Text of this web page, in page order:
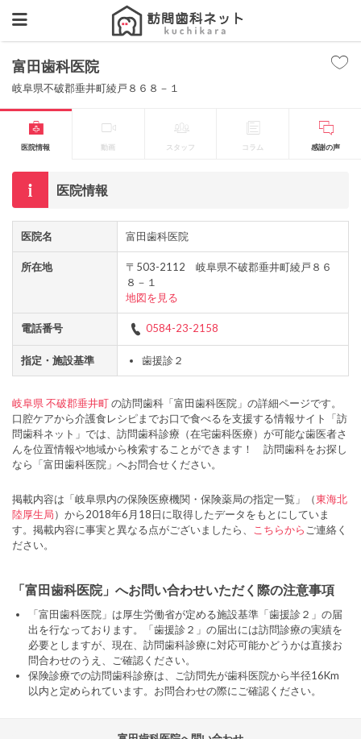
富田歯科医院
岐阜県不破郡垂井町綾戸８６８－１
医院情報 動画 スタッフ コラム 感謝の声
医院情報
医院名 富田歯科医院
所在地
〒503-2112 岐阜県不破郡垂井町綾戸８６
８－１
地図を見る
電話番号 0584-23-2158
指定・施設基準 歯援診２
岐阜県 不破郡垂井町の訪問歯科「富田歯科医院」の詳細ページです。
口腔ケアから介護食レシピまでお口で食べるを支援する情報サイト「訪
問歯科ネット」では、訪問歯科診療（在宅歯科医療）が可能な歯医者さ
んを位置情報や地域から検索することができます！ 訪問歯科をお探し
なら「富田歯科医院」へお問合せください。
掲載内容は「岐阜県内の保険医療機関・保険薬局の指定一覧」（東海北
陸厚生局）から2018年6月18日に取得したデータをもとにしていま
す。掲載内容に事実と異なる点がございましたら、
こちらから ご連絡く
ださい。
「富田歯科医院」へお問い合わせいただく際の注意事項
「富田歯科医院」は厚生労働省が定める施設基準「歯援診２」の届
出を行なっております。「歯援診２」の届出には訪問診療の実績を
必要としますが、現在、訪問歯科診療に対応可能かどうかは直接お
問合わせのうえ、ご確認ください。
保険診療での訪問歯科診療は、ご訪問先が歯科医院から半径16Km
以内と定められています。お問合わせの際にご確認ください。